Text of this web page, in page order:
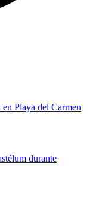
Playa del Carmen
durante